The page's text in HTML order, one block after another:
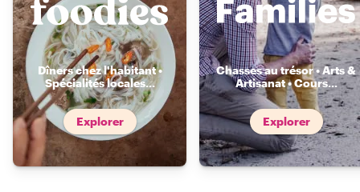
Dîners chez l'habitant •
Spécialités locales...
Explorer
Chasses au trésor • Arts &
Artisanat • Cours...
Explorer